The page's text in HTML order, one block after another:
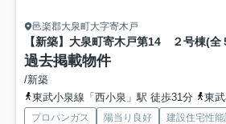
邑楽郡大泉町大字寄木戸
過去掲載物件
/新築
東武小泉線「西小泉」駅 徒歩31分
東武
プロパンガス 陽当り良好
建設住宅性